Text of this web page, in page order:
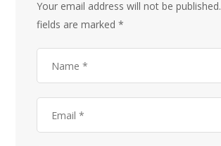
Your email address will not be published.
fields are marked*